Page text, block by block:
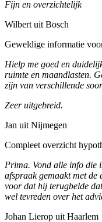
Fijn en overzichtelijk
Wilbert uit Bosch
Geweldige informatie
Hielp me goed en
ruimte en maandlasten.
zijn van verschillende
Zeer uitgebreid.
Jan uit Nijmegen
Compleet overzicht
Prima. Vond alle info die
afspraak gemaakt met de
voor dat hij terugbelde
wel tevreden over het
Johan Lierop uit Haarlem